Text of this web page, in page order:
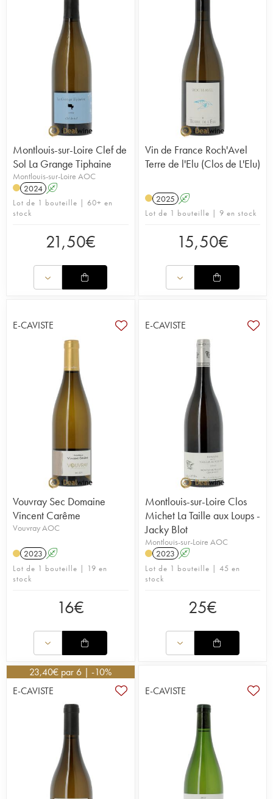
Montlouis-sur-Loire Clef de
Sol La Grange Tiphaine
Montlouis-sur-Loire AOC
2024 A
Lot de 1 bouteille | 60+ en
stock
21,50€
Vin de France Roch'Avel
Terre de l'Elu (Clos de L'Elu)
2025 A
Lot de 1 bouteille | 9 en stock
15,50€
E-CAVISTE
Vouvray Sec Domaine
Vincent Carême
Vouvray AOC
2023 A
Lot de 1 bouteille | 19 en
stock
16€
E-CAVISTE
Montlouis-sur-Loire Clos
Michet La Taille aux Loups -
Jacky Blot
Montlouis-sur-Loire AOC
2023 A
Lot de 1 bouteille | 45 en
stock
25€
23,40€ par 6 | -10%
E-CAVISTE
E-CAVISTE